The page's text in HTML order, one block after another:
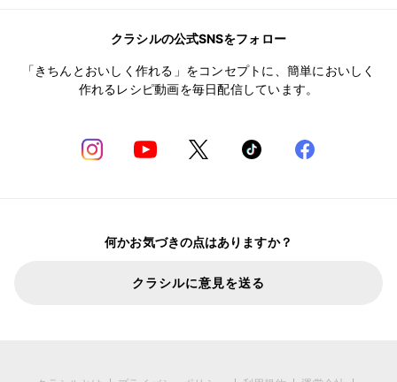
クラシルの公式SNSをフォロー
「きちんとおいしく作れる」をコンセプトに、簡単においしく
作れるレシピ動画を毎日配信しています。
何かお気づきの点はありますか？
クラシルに意見を送る